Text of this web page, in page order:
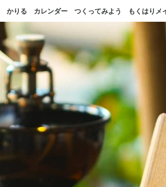
かりる カレンダー つくってみよう もくはりメ